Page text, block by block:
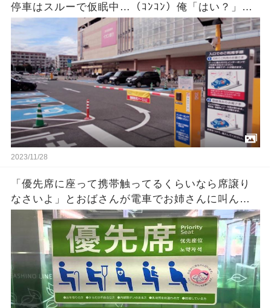
停車はスルーで仮眠中…（ｺﾝｺﾝ）俺「はい？」相
手『出ないんですか？』「休んでるだけだけ
ど・・・」 →
2023/11/28
「優先席に座って携帯触ってるくらいなら席譲り
なさいよ」とおばさんが電車でお姉さんに叫ん
だ！そうするとそのお姉さんが急に泣き出しまし
た・・ → その理由を知って今の日本の現状に情
けなくなってきた！